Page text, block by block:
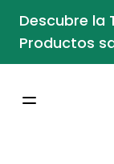
Descubre la
Productos